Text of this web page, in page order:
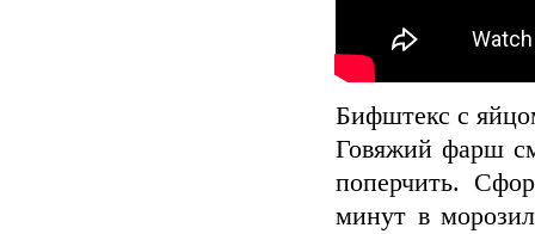
Бифштекс с
Говяжий фарш
поперчить.
минут в